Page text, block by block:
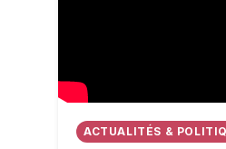
ACTUALITÉS &